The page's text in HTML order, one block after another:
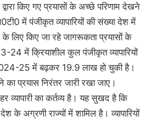
किए गए प्रयासों के अच्छे परिणाम देखने
में पंजीकृत व्यापारियों की संख्या देश में
लिए किए जा रहे जागरूकता प्रयासों के
24 में क्रियाशील कुल पंजीकृत व्यापारियों
25 में बढ़कर 19.9 लाख हो चुकी है।
प्रयास निरंतर जारी रखा जाए।
व्यापारी का कर्तव्य है। यह सुखद है कि
के अग्रणी राज्यों में शामिल है। व्यापारियों